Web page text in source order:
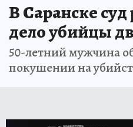
В Саранске
дело убийцы
50-летний мужчина
покушении на